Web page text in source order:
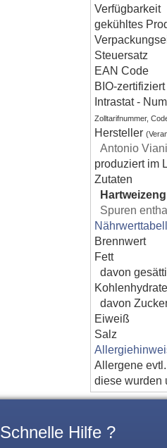
Verfügbarkeit
gekühltes
Steuersatz
EAN Code
BIO-zertifiziert
Intrastat -
Zolltarifnummer,
Hersteller
Antonio
produziert im
Zutaten
Spuren
Brennwert
Fett
davon
Kohlenhydrate
davon
Eiweiß
Salz
Allergene
diese wurden
Schnelle Hilfe ?